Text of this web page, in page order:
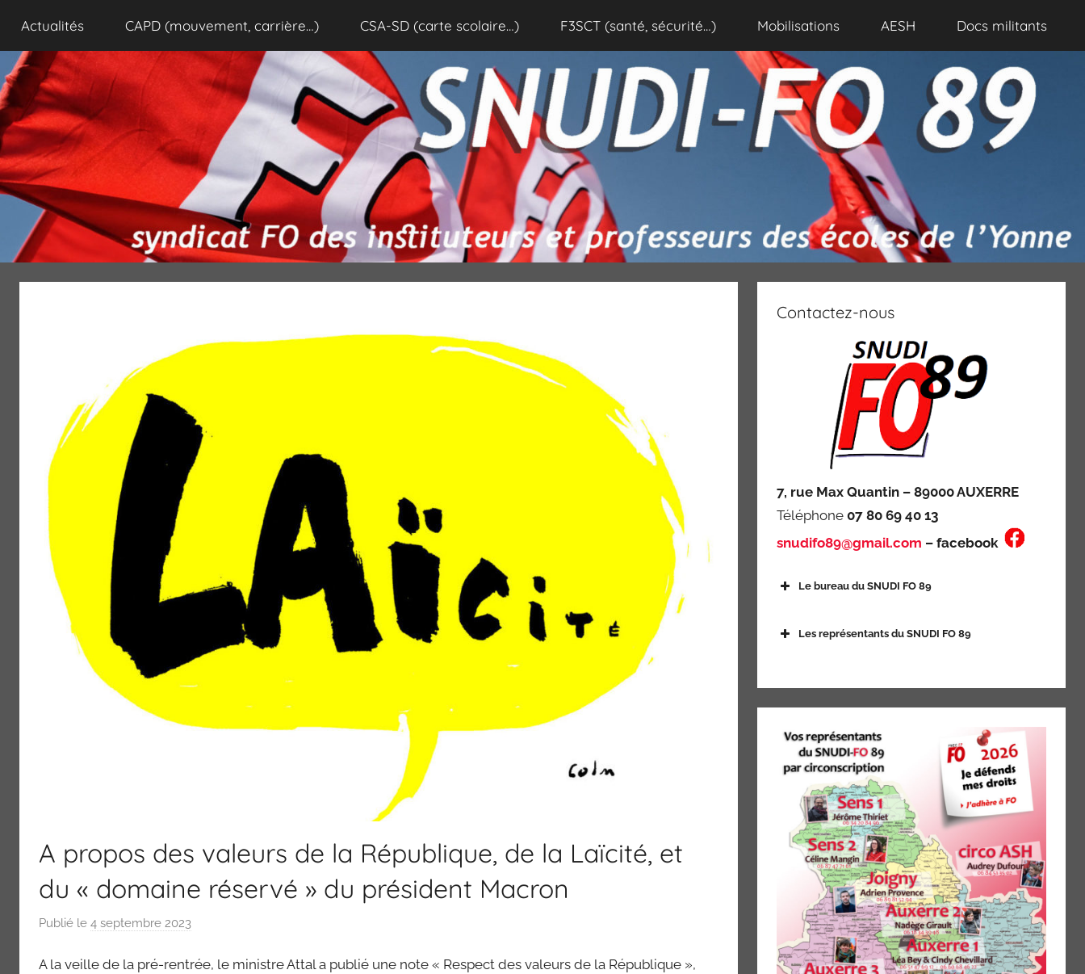
contenu
Actualités CAPD (mouvement, carrière…) CSA-SD (carte scolaire…) F3SCT (santé, sécurité…) Mobilisations AESH Docs militants
A propos des valeurs de la République, de la Laïcité, et
du « domaine réservé » du président Macron
Publié le 4 septembre 2023
r
A la veille de la pré-rentrée, le ministre Attal a publié une note « Respect des valeurs de la République »,
Contactez-nous
7, rue Max Quantin – 89000 AUXERRE
Téléphone07 80 69 40 13
snudifo89@gmail.com –facebook
Le bureau du SNUDI FO 89
Les représentants du SNUDI FO 89